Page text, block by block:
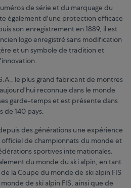
de série et du marquage du
également d'une protection efficace
son enregistrement en 1889, il est
logo enregistré sans modification
et un symbole de tradition et
le plus grand fabricant de montres
reconnue dans le monde
garde-temps et est présente dans
de 140 pays.
des générations une expérience
de championnats du monde et
sportives internationales.
du monde du ski alpin, en tant
la Coupe du monde de ski alpin FIS
de ski alpin FIS, ainsi que de